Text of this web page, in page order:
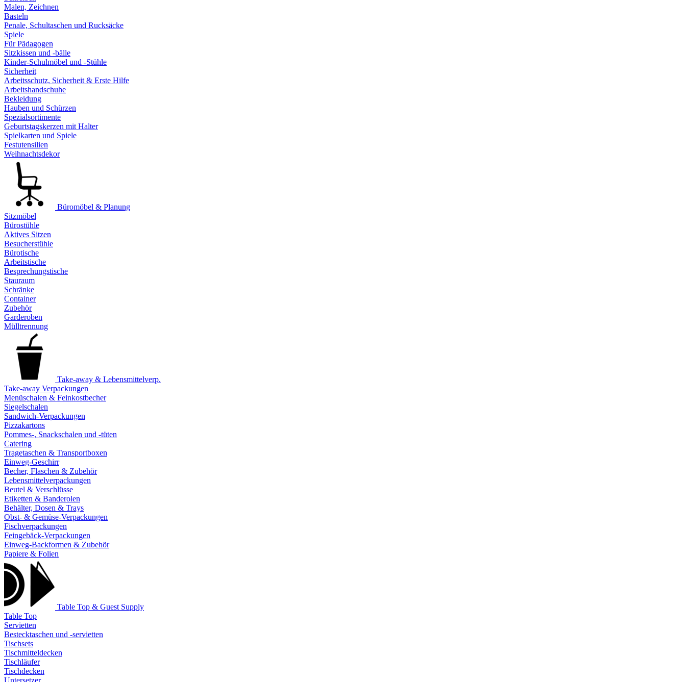
Malen, Zeichnen
Basteln
Penale, Schultaschen und Rucksäcke
Spiele
Für Pädagogen
Sitzkissen und -bälle
Kinder-Schulmöbel und -Stühle
Sicherheit
Arbeitsschutz, Sicherheit & Erste Hilfe
Arbeitshandschuhe
Bekleidung
Hauben und Schürzen
Spezialsortimente
Geburtstagskerzen mit Halter
Spielkarten und Spiele
Festutensilien
Weihnachtsdekor
Büromöbel & Planung
Sitzmöbel
Bürostühle
Aktives Sitzen
Besucherstühle
Bürotische
Arbeitstische
Besprechungstische
Stauraum
Schränke
Container
Zubehör
Garderoben
Mülltrennung
Take-away & Lebensmittelverp.
Take-away Verpackungen
Menüschalen & Feinkostbecher
Siegelschalen
Sandwich-Verpackungen
Pizzakartons
Pommes-, Snackschalen und -tüten
Catering
Tragetaschen & Transportboxen
Einweg-Geschirr
Becher, Flaschen & Zubehör
Lebensmittelverpackungen
Beutel & Verschlüsse
Etiketten & Banderolen
Behälter, Dosen & Trays
Obst- & Gemüse-Verpackungen
Fischverpackungen
Feingebäck-Verpackungen
Einweg-Backformen & Zubehör
Papiere & Folien
Table Top & Guest Supply
Table Top
Servietten
Bestecktaschen und -servietten
Tischsets
Tischmitteldecken
Tischläufer
Tischdecken